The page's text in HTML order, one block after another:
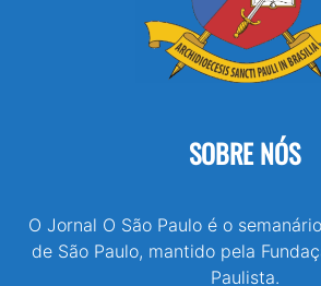
SOBRE NÓS
O Jornal O São Paulo é o
de São Paulo, mantido pela
Paulista.